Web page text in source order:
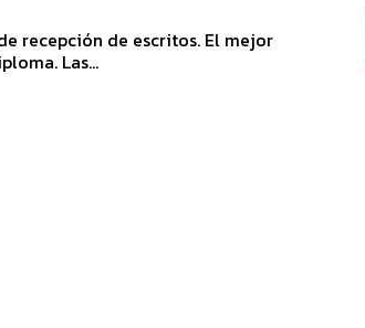
recepción de escritos. El mejor
Las...